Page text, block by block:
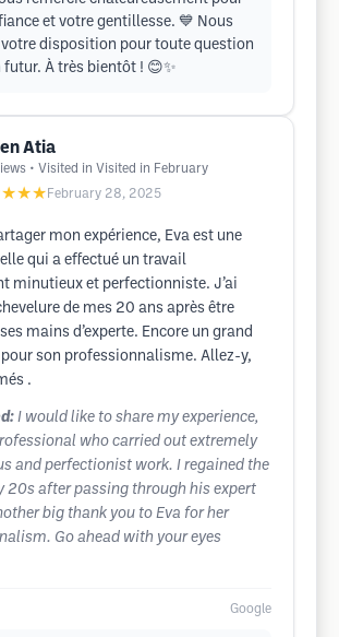
et votre gentillesse. 💙 Nous
votre disposition pour toute question
futur. À très bientôt ! 😊✨
Atia
• Visited in Visited in February
February 28, 2025
mon expérience, Eva est une
qui a effectué un travail
minutieux et perfectionniste. J’ai
de mes 20 ans après être
mains d’experte. Encore un grand
pour son professionnalisme. Allez-y,
.
I would like to share my experience,
who carried out extremely
and perfectionist work. I regained the
20s after passing through his expert
big thank you to Eva for her
Go ahead with your eyes
Google